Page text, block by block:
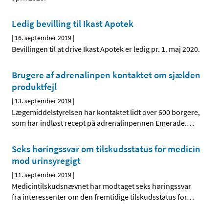
Ledig bevilling til Ikast Apotek
| 16. september 2019 |
Bevillingen til at drive Ikast Apotek er ledig pr. 1. maj 2020.
Brugere af adrenalinpen kontaktet om sjælden
produktfejl
| 13. september 2019 |
Lægemiddelstyrelsen har kontaktet lidt over 600 borgere,
som har indløst recept på adrenalinpennen Emerade.…
Seks høringssvar om tilskudsstatus for medicin
mod urinsyregigt
| 11. september 2019 |
Medicintilskudsnævnet har modtaget seks høringssvar
fra interessenter om den fremtidige tilskudsstatus for…